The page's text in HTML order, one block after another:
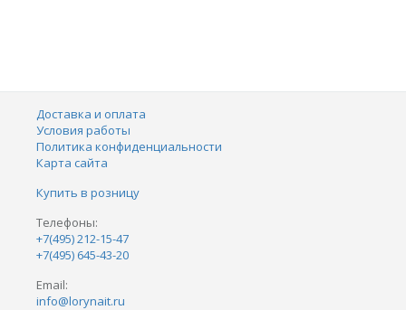
Доставка и оплата
Условия работы
Политика конфиденциальности
Карта сайта
Купить в розницу
Телефоны:
+7(495) 212-15-47
+7(495) 645-43-20
Email:
info@lorynait.ru